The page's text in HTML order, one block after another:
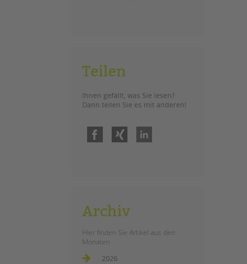
Teilen
Ihnen gefällt, was Sie lesen?
Dann teilen Sie es mit anderen!
Facebook
Archiv
Hier finden Sie Artikel aus den
Monaten
2026